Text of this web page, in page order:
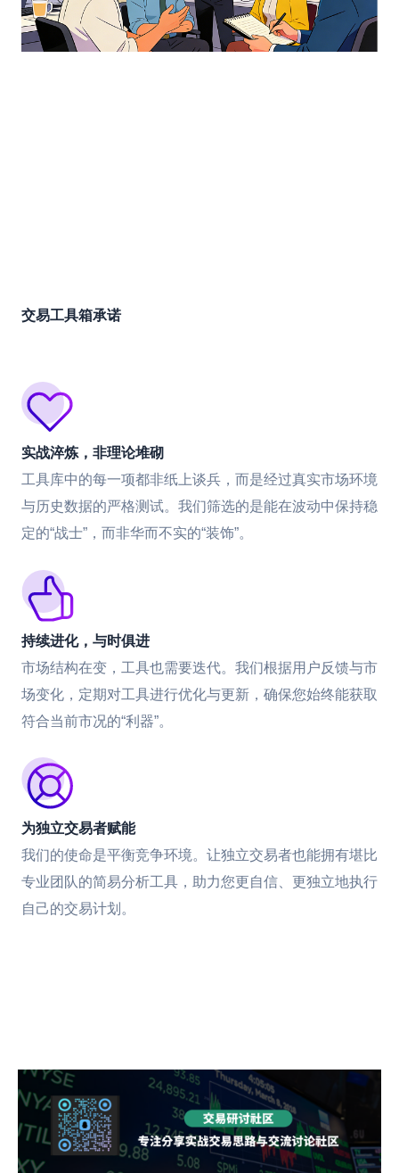
交易工具箱承诺
实战淬炼，非理论堆砌
工具库中的每一项都非纸上谈兵，而是经过真实市场环境
与历史数据的严格测试。我们筛选的是能在波动中保持稳
定的“战士”，而非华而不实的“装饰”。
持续进化，与时俱进
市场结构在变，工具也需要迭代。我们根据用户反馈与市
场变化，定期对工具进行优化与更新，确保您始终能获取
符合当前市况的“利器”。
为独立交易者赋能
我们的使命是平衡竞争环境。让独立交易者也能拥有堪比
专业团队的简易分析工具，助力您更自信、更独立地执行
自己的交易计划。